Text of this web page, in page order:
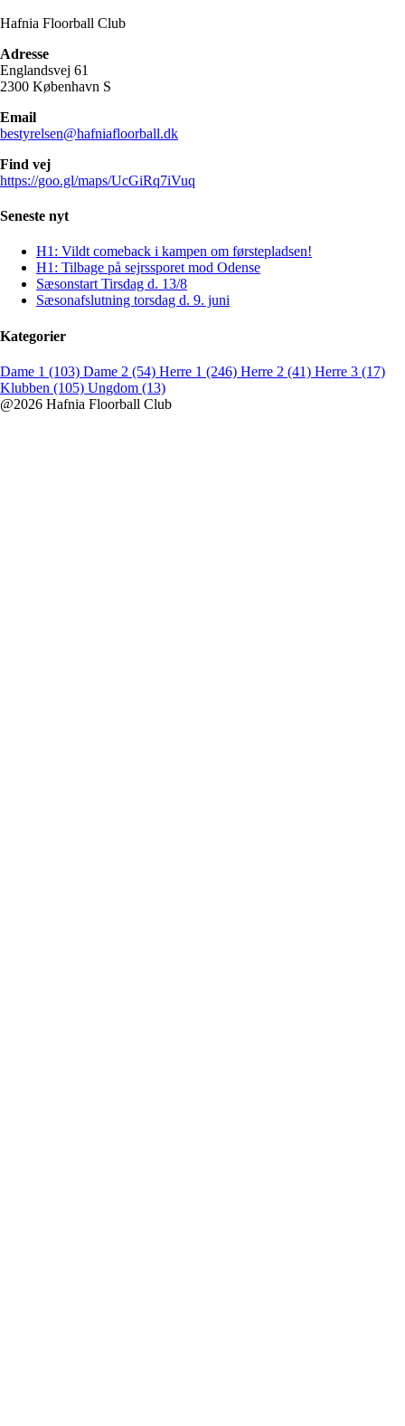
Hafnia Floorball Club
Adresse
Englandsvej 61
2300 København S
Email
bestyrelsen@hafniafloorball.dk
Find vej
https://goo.gl/maps/UcGiRq7iVuq
Seneste nyt
H1: Vildt comeback i kampen om førstepladsen!
H1: Tilbage på sejrssporet mod Odense
Sæsonstart Tirsdag d. 13/8
Sæsonafslutning torsdag d. 9. juni
Kategorier
Dame 1 (103) Dame 2 (54) Herre 1 (246) Herre 2 (41) Herre 3 (17)
Klubben (105) Ungdom (13)
@2026 Hafnia Floorball Club